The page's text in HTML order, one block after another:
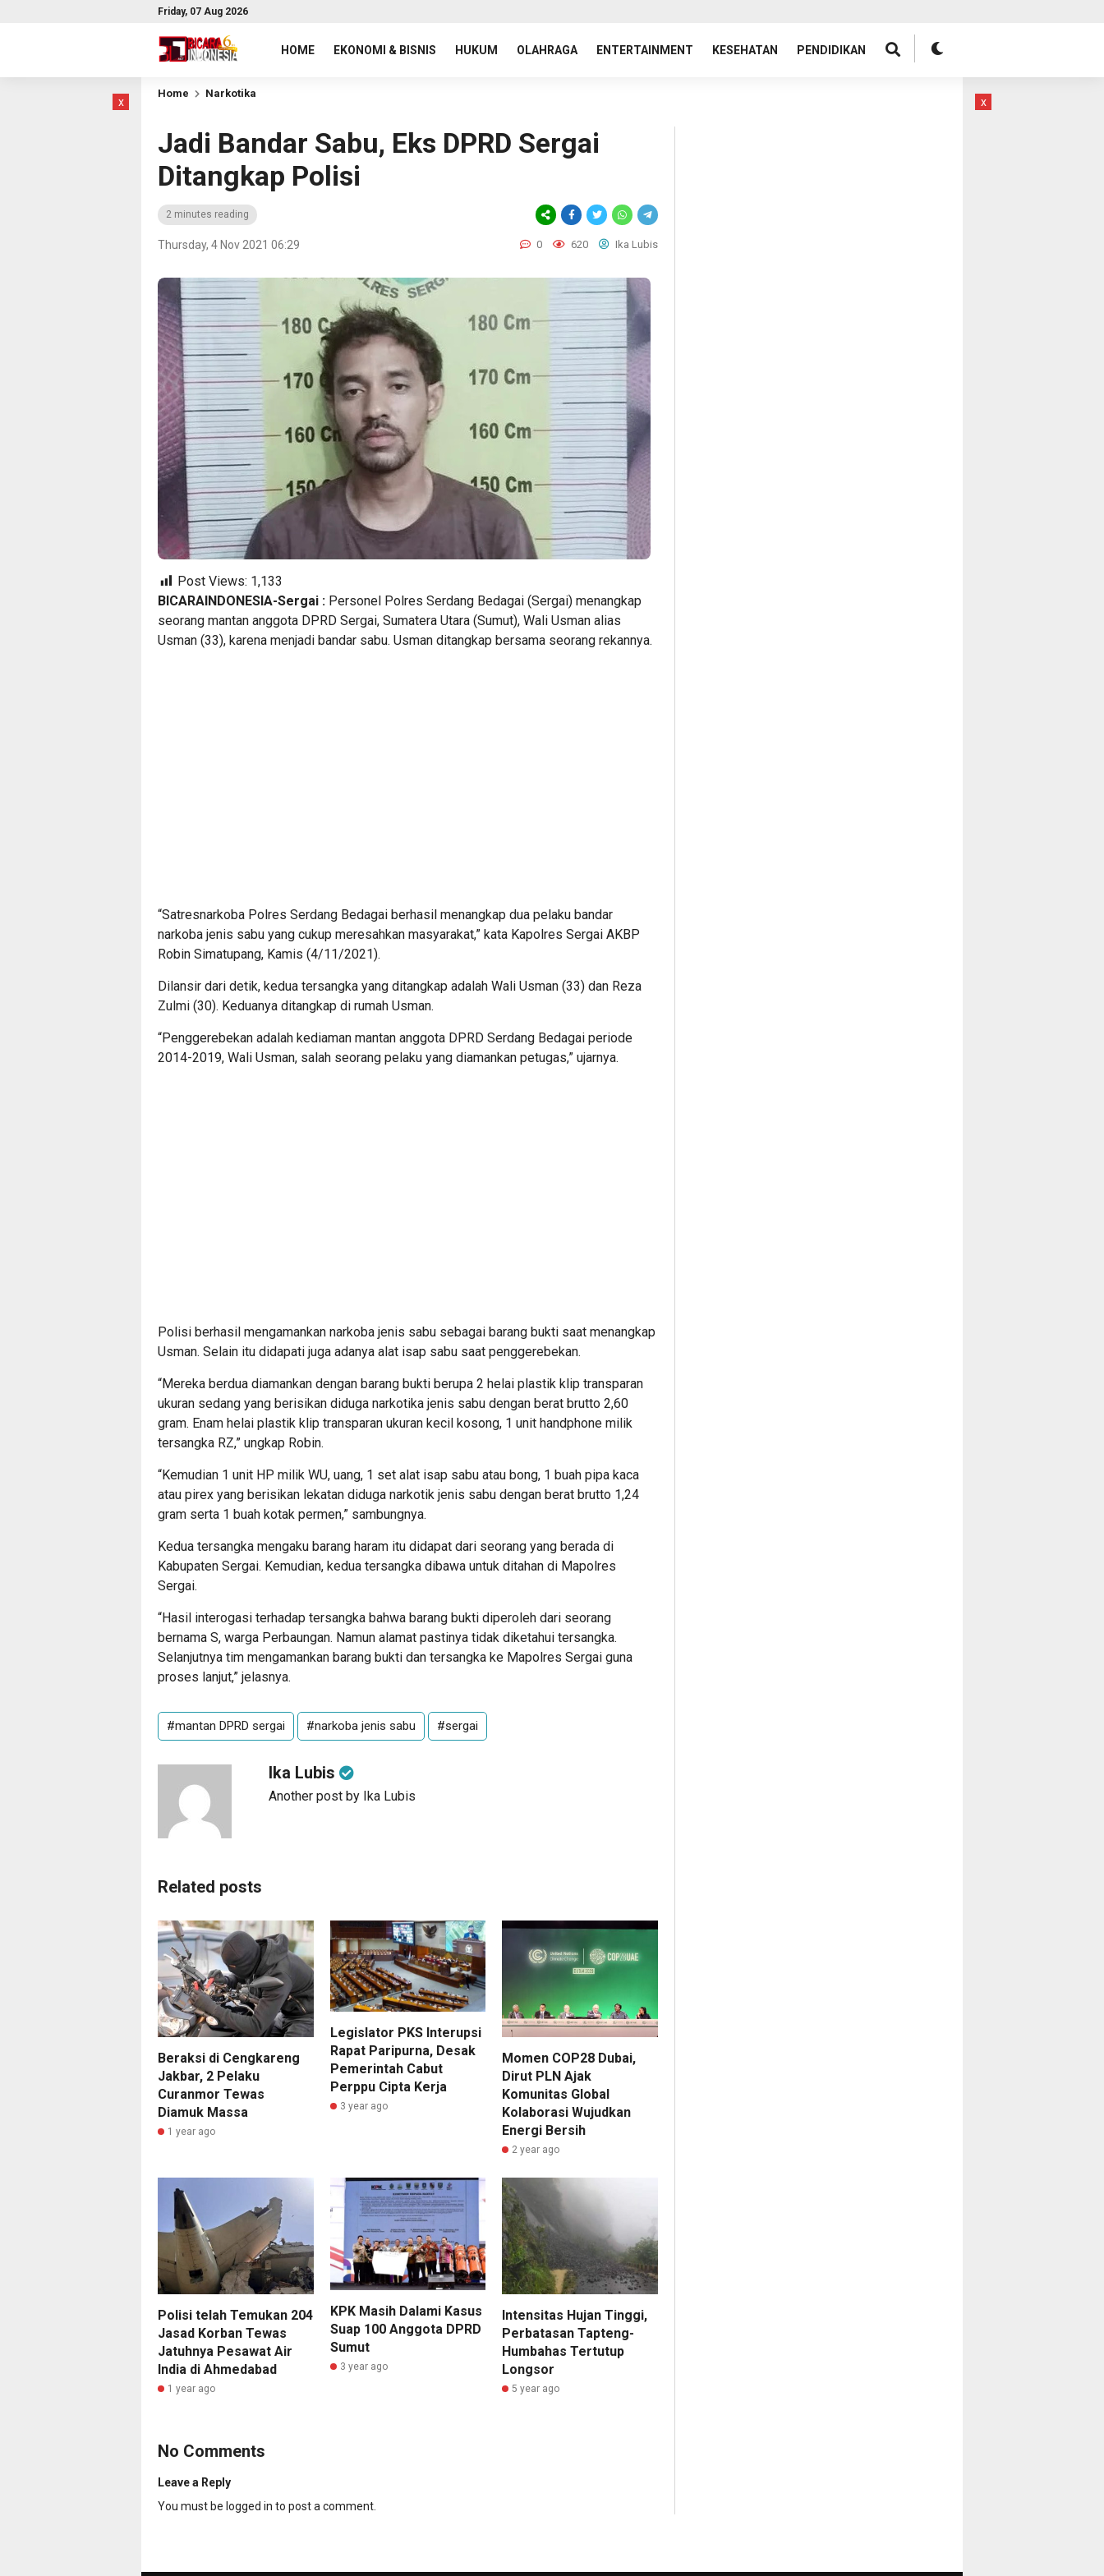
Friday, 07 Aug 2026
HOME EKONOMI & BISNIS HUKUM OLAHRAGA ENTERTAINMENT KESEHATAN PENDIDIKAN
x
Home Narkotika
Jadi Bandar Sabu, Eks DPRD Sergai
Ditangkap Polisi
2 minutes reading
Thursday, 4 Nov 2021 06:29 0 620 Ika Lubis
Post Views: 1,133
BICARAINDONESIA-Sergai : Personel Polres Serdang Bedagai (Sergai) menangkap
seorang mantan anggota DPRD Sergai, Sumatera Utara (Sumut), Wali Usman alias
Usman (33), karena menjadi bandar sabu. Usman ditangkap bersama seorang rekannya.
“Satresnarkoba Polres Serdang Bedagai berhasil menangkap dua pelaku bandar
narkoba jenis sabu yang cukup meresahkan masyarakat,” kata Kapolres Sergai AKBP
Robin Simatupang, Kamis (4/11/2021).
Dilansir dari detik, kedua tersangka yang ditangkap adalah Wali Usman (33) dan Reza
Zulmi (30). Keduanya ditangkap di rumah Usman.
“Penggerebekan adalah kediaman mantan anggota DPRD Serdang Bedagai periode
2014-2019, Wali Usman, salah seorang pelaku yang diamankan petugas,” ujarnya.
Polisi berhasil mengamankan narkoba jenis sabu sebagai barang bukti saat menangkap
Usman. Selain itu didapati juga adanya alat isap sabu saat penggerebekan.
“Mereka berdua diamankan dengan barang bukti berupa 2 helai plastik klip transparan
ukuran sedang yang berisikan diduga narkotika jenis sabu dengan berat brutto 2,60
gram. Enam helai plastik klip transparan ukuran kecil kosong, 1 unit handphone milik
tersangka RZ,” ungkap Robin.
“Kemudian 1 unit HP milik WU, uang, 1 set alat isap sabu atau bong, 1 buah pipa kaca
atau pirex yang berisikan lekatan diduga narkotik jenis sabu dengan berat brutto 1,24
gram serta 1 buah kotak permen,” sambungnya.
Kedua tersangka mengaku barang haram itu didapat dari seorang yang berada di
Kabupaten Sergai. Kemudian, kedua tersangka dibawa untuk ditahan di Mapolres
Sergai.
“Hasil interogasi terhadap tersangka bahwa barang bukti diperoleh dari seorang
bernama S, warga Perbaungan. Namun alamat pastinya tidak diketahui tersangka.
Selanjutnya tim mengamankan barang bukti dan tersangka ke Mapolres Sergai guna
proses lanjut,” jelasnya.
#mantan DPRD sergai #narkoba jenis sabu #sergai
Ika Lubis
Another post by Ika Lubis
Related posts
Beraksi di Cengkareng
Jakbar, 2 Pelaku
Curanmor Tewas
Diamuk Massa
1 year ago
Legislator PKS Interupsi
Rapat Paripurna, Desak
Pemerintah Cabut
Perppu Cipta Kerja
3 year ago
Momen COP28 Dubai,
Dirut PLN Ajak
Komunitas Global
Kolaborasi Wujudkan
Energi Bersih
2 year ago
Polisi telah Temukan 204
Jasad Korban Tewas
Jatuhnya Pesawat Air
India di Ahmedabad
1 year ago
KPK Masih Dalami Kasus
Suap 100 Anggota DPRD
Sumut
3 year ago
Intensitas Hujan Tinggi,
Perbatasan Tapteng-
Humbahas Tertutup
Longsor
5 year ago
No Comments
Leave a Reply
You must be logged in to post a comment.
x